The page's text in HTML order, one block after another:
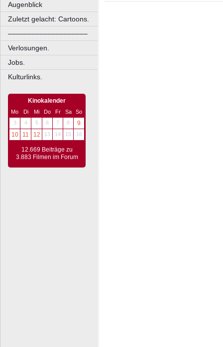
Augenblick
Zuletzt gelacht: Cartoons.
––––––––––––––––––––
Verlosungen.
Jobs.
Kulturlinks.
Kinokalender
Mo Di Mi Do Fr Sa
So
3
4 5 6 7 8
9
10
11 12 13 14 15 16
12.669 Beiträge zu
3.883 Filmen im Forum